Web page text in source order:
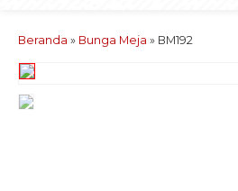
Beranda » Bunga Meja » BM192